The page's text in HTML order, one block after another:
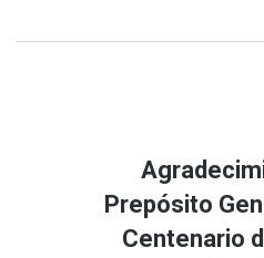
Prepósito
Centenario